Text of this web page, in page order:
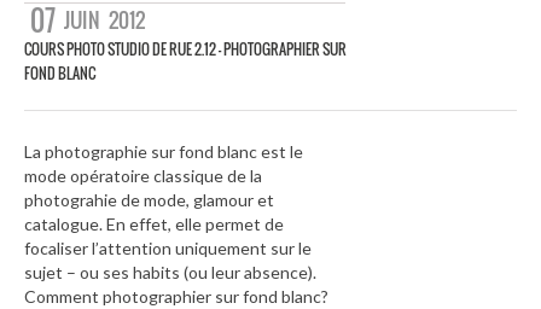
07 JUIN 2012
COURS PHOTO STUDIO DE RUE 2.12 – PHOTOGRAPHIER SUR
FOND BLANC
La photographie sur fond blanc est le
mode opératoire classique de la
photograhie de mode, glamour et
catalogue. En effet, elle permet de
focaliser l’attention uniquement sur le
sujet – ou ses habits (ou leur absence).
Comment photographier sur fond blanc?